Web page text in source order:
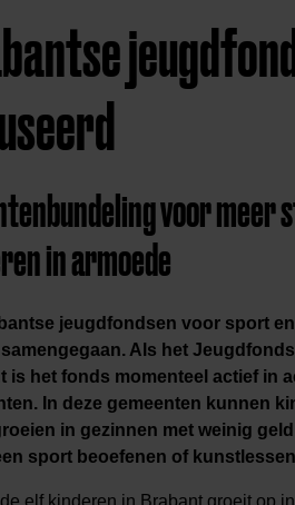
voor meer
in armoede
jeugdfondsen voor sport
Als het
is het fonds momenteel actief in
In deze gemeenten kunnen
in gezinnen met weinig
sport beoefenen of
elf kinderen in Brabant groeit op